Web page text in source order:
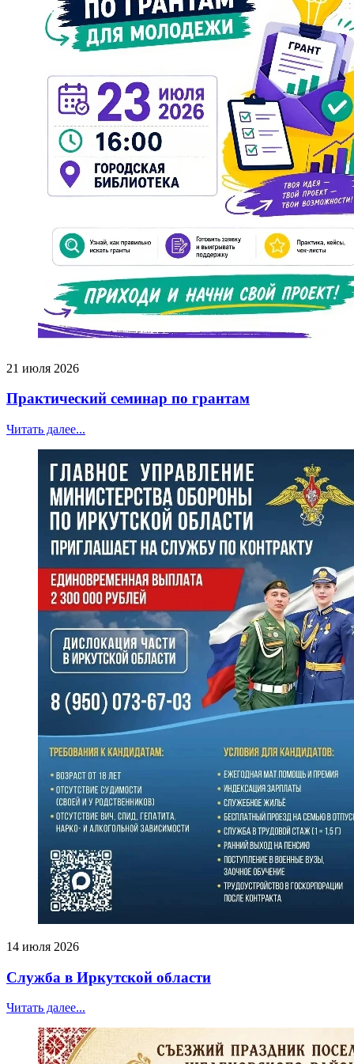
21 июля 2026
Практический семинар по грантам
Читать далее...
14 июля 2026
Служба в Иркутской области
Читать далее...